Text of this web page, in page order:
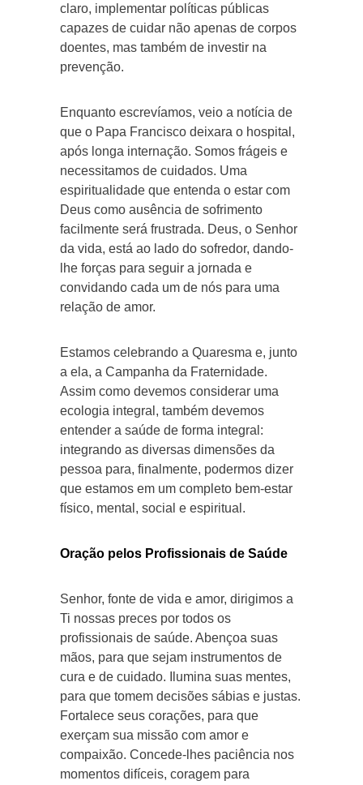
claro, implementar políticas públicas
capazes de cuidar não apenas de corpos
doentes, mas também de investir na
prevenção.
Enquanto escrevíamos, veio a notícia de
que o Papa Francisco deixara o hospital,
após longa internação. Somos frágeis e
necessitamos de cuidados. Uma
espiritualidade que entenda o estar com
Deus como ausência de sofrimento
facilmente será frustrada. Deus, o Senhor
da vida, está ao lado do sofredor, dando-
lhe forças para seguir a jornada e
convidando cada um de nós para uma
relação de amor.
Estamos celebrando a Quaresma e, junto
a ela, a Campanha da Fraternidade.
Assim como devemos considerar uma
ecologia integral, também devemos
entender a saúde de forma integral:
integrando as diversas dimensões da
pessoa para, finalmente, podermos dizer
que estamos em um completo bem-estar
físico, mental, social e espiritual.
Oração pelos Profissionais de Saúde
Senhor, fonte de vida e amor, dirigimos a
Ti nossas preces por todos os
profissionais de saúde. Abençoa suas
mãos, para que sejam instrumentos de
cura e de cuidado. Ilumina suas mentes,
para que tomem decisões sábias e justas.
Fortalece seus corações, para que
exerçam sua missão com amor e
compaixão. Concede-lhes paciência nos
momentos difíceis, coragem para